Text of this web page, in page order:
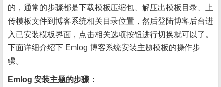
的，通常的步骤都是下载模板压缩包、解压出模板目录、上
传模板文件到博客系统相关目录位置，然后登陆博客后台进
入已安装模板界面，点击相关选项按钮进行切换就可以了。
下面详细介绍下 Emlog 博客系统安装主题模板的操作步
骤。
Emlog 安装主题的步骤：